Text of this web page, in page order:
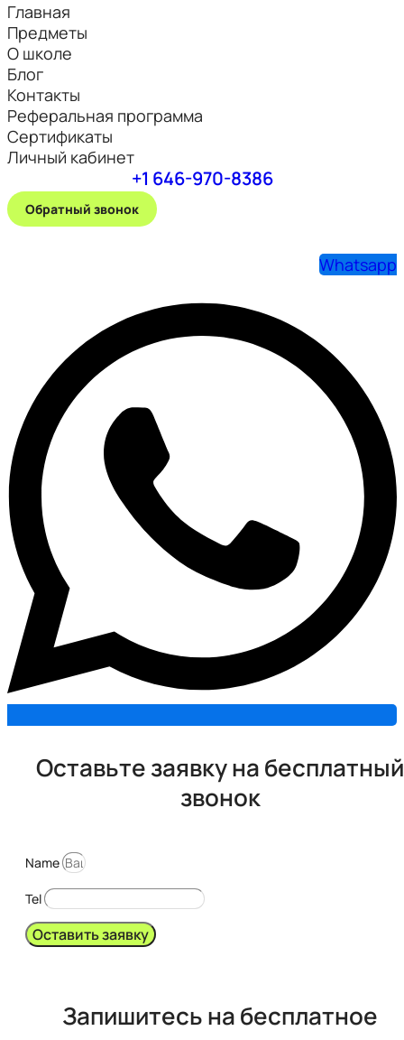
Главная
Предметы
О школе
Блог
Контакты
Реферальная программа
Сертификаты
Личный кабинет
+1 646-970-8386
Обратный звонок
Whatsapp
Оставьте заявку на бесплатный
звонок
Name
Tel
Оставить заявку
Запишитесь на бесплатное